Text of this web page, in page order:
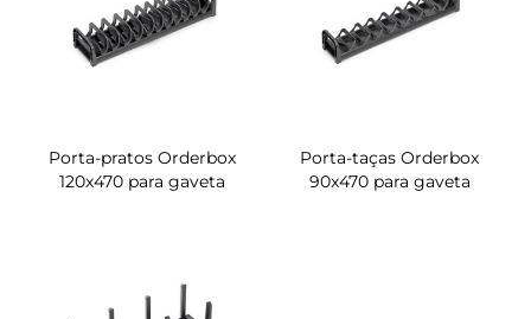
Porta-pratos Orderbox
120x470 para gaveta
Porta-taças Orderbox
90x470 para gaveta